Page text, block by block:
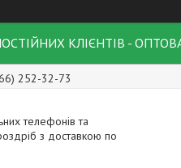
КЛІЄНТІВ -
252-32-73
телефонів та
з доставкою по